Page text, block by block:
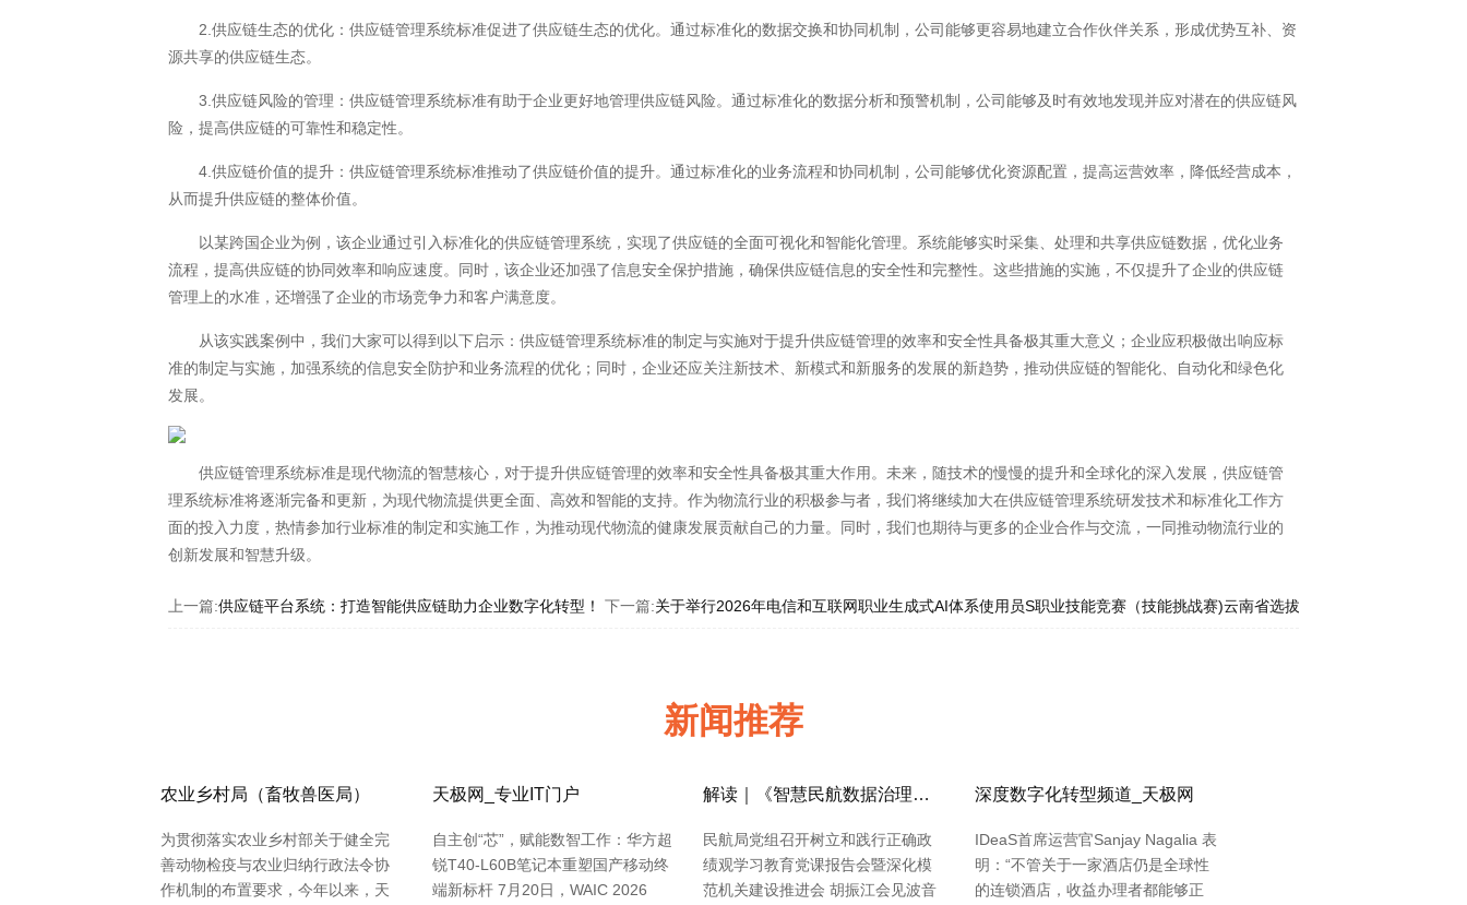
2.供应链生态的优化：供应链管理系统标准促进了供应链生态的优化。通过标准化的数据交换和协同机制，公司能够更容易地建立合作伙伴关系，形成优势互补、资
源共享的供应链生态。
3.供应链风险的管理：供应链管理系统标准有助于企业更好地管理供应链风险。通过标准化的数据分析和预警机制，公司能够及时有效地发现并应对潜在的供应链风
险，提高供应链的可靠性和稳定性。
4.供应链价值的提升：供应链管理系统标准推动了供应链价值的提升。通过标准化的业务流程和协同机制，公司能够优化资源配置，提高运营效率，降低经营成本，
从而提升供应链的整体价值。
以某跨国企业为例，该企业通过引入标准化的供应链管理系统，实现了供应链的全面可视化和智能化管理。系统能够实时采集、处理和共享供应链数据，优化业务
流程，提高供应链的协同效率和响应速度。同时，该企业还加强了信息安全保护措施，确保供应链信息的安全性和完整性。这些措施的实施，不仅提升了企业的供应链
管理上的水准，还增强了企业的市场竞争力和客户满意度。
从该实践案例中，我们大家可以得到以下启示：供应链管理系统标准的制定与实施对于提升供应链管理的效率和安全性具备极其重大意义；企业应积极做出响应标
准的制定与实施，加强系统的信息安全防护和业务流程的优化；同时，企业还应关注新技术、新模式和新服务的发展的新趋势，推动供应链的智能化、自动化和绿色化
发展。
供应链管理系统标准是现代物流的智慧核心，对于提升供应链管理的效率和安全性具备极其重大作用。未来，随技术的慢慢的提升和全球化的深入发展，供应链管
理系统标准将逐渐完备和更新，为现代物流提供更全面、高效和智能的支持。作为物流行业的积极参与者，我们将继续加大在供应链管理系统研发技术和标准化工作方
面的投入力度，热情参加行业标准的制定和实施工作，为推动现代物流的健康发展贡献自己的力量。同时，我们也期待与更多的企业合作与交流，一同推动物流行业的
创新发展和智慧升级。
上一篇:供应链平台系统：打造智能供应链助力企业数字化转型！ 下一篇:关于举行2026年电信和互联网职业生成式AI体系使用员S职业技能竞赛（技能挑战赛)云南省选拔赛的告诉
新闻推荐
农业乡村局（畜牧兽医局）
为贯彻落实农业乡村部关于健全完
善动物检疫与农业归纳行政法令协
作机制的布置要求，今年以来，天
天极网_专业IT门户
自主创“芯”，赋能数智工作：华方超
锐T40-L60B笔记本重塑国产移动终
端新标杆 7月20日，WAIC 2026
解读｜《智慧民航数据治理典型实践案例
民航局党组召开树立和践行正确政
绩观学习教育党课报告会暨深化模
范机关建设推进会 胡振江会见波音
深度数字化转型频道_天极网
IDeaS首席运营官Sanjay Nagalia 表
明：“不管关于一家酒店仍是全球性
的连锁酒店，收益办理者都能够正